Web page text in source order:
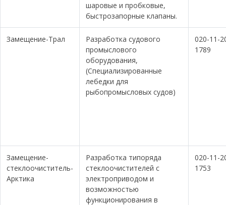
шаровые и пробковые,
быстрозапорные клапаны.
Замещение-Трал
Разработка судового
промыслового
оборудования,
(Специализированные
лебедки для
рыбопромысловых судов)
020-11-
1789
Замещение-
стеклоочиститель-
Арктика
Разработка типоряда
стеклоочистителей с
электроприводом и
возможностью
функционирования в
020-11-
1753